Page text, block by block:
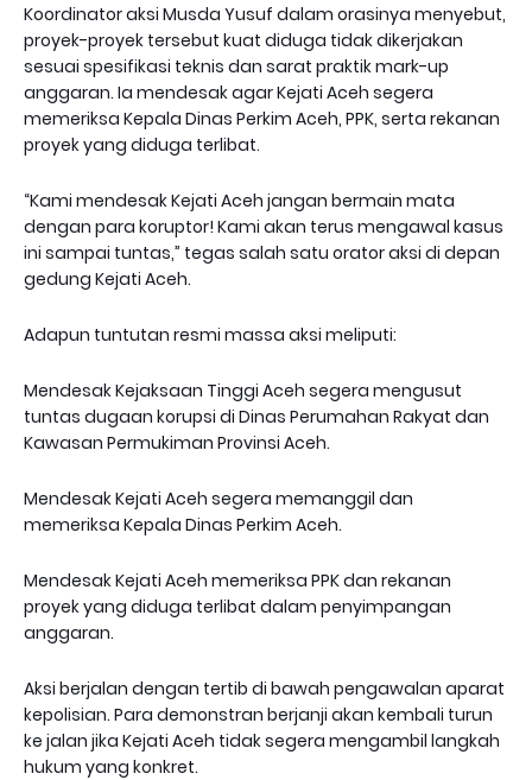
Koordinator aksi Musda Yusuf dalam orasinya menyebut,
proyek-proyek tersebut kuat diduga tidak dikerjakan
sesuai spesifikasi teknis dan sarat praktik mark-up
anggaran. Ia mendesak agar Kejati Aceh segera
memeriksa Kepala Dinas Perkim Aceh, PPK, serta rekanan
proyek yang diduga terlibat.
“Kami mendesak Kejati Aceh jangan bermain mata
dengan para koruptor! Kami akan terus mengawal kasus
ini sampai tuntas,” tegas salah satu orator aksi di depan
gedung Kejati Aceh.
Adapun tuntutan resmi massa aksi meliputi:
Mendesak Kejaksaan Tinggi Aceh segera mengusut
tuntas dugaan korupsi di Dinas Perumahan Rakyat dan
Kawasan Permukiman Provinsi Aceh.
Mendesak Kejati Aceh segera memanggil dan
memeriksa Kepala Dinas Perkim Aceh.
Mendesak Kejati Aceh memeriksa PPK dan rekanan
proyek yang diduga terlibat dalam penyimpangan
anggaran.
Aksi berjalan dengan tertib di bawah pengawalan aparat
kepolisian. Para demonstran berjanji akan kembali turun
ke jalan jika Kejati Aceh tidak segera mengambil langkah
hukum yang konkret.